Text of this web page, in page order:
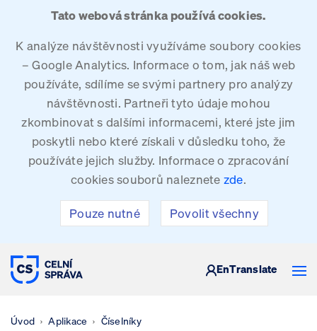
Tato webová stránka používá cookies.
K analýze návštěvnosti využíváme soubory cookies
– Google Analytics. Informace o tom, jak náš web
používáte, sdílíme se svými partnery pro analýzy
návštěvnosti. Partneři tyto údaje mohou
zkombinovat s dalšími informacemi, které jste jim
poskytli nebo které získali v důsledku toho, že
používáte jejich služby. Informace o zpracování
cookies souborů naleznete zde.
Pouze nutné Povolit všechny
CELNÍ SPRÁVA ČESKÉ REPUBLIKY
EnTranslate
Úvod Aplikace Číselníky